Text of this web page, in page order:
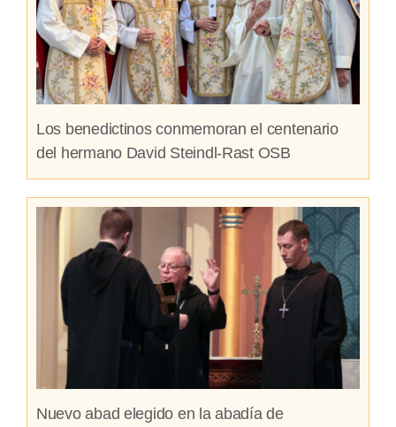
Los benedictinos conmemoran el centenario
del hermano David Steindl-Rast OSB
Nuevo abad elegido en la abadía de